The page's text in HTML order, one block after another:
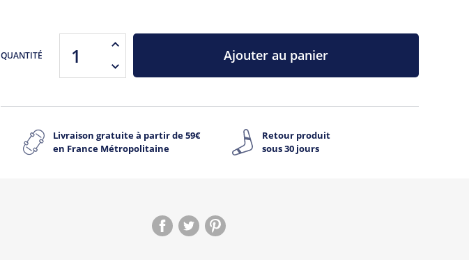
QUANTITÉ Ajouter au panier
Livraison gratuite à partir de 59€
en France Métropolitaine
Retour produit
sous 30 jours